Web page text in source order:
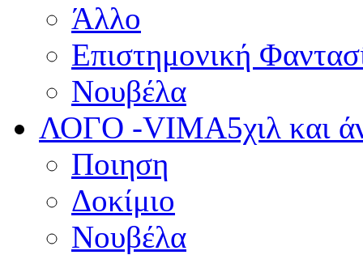
Άλλο
Επιστημονική
Νουβέλα
ΛΟΓΟ -VIMA5χιλ και
Ποιηση
Δοκίμιο
Νουβέλα